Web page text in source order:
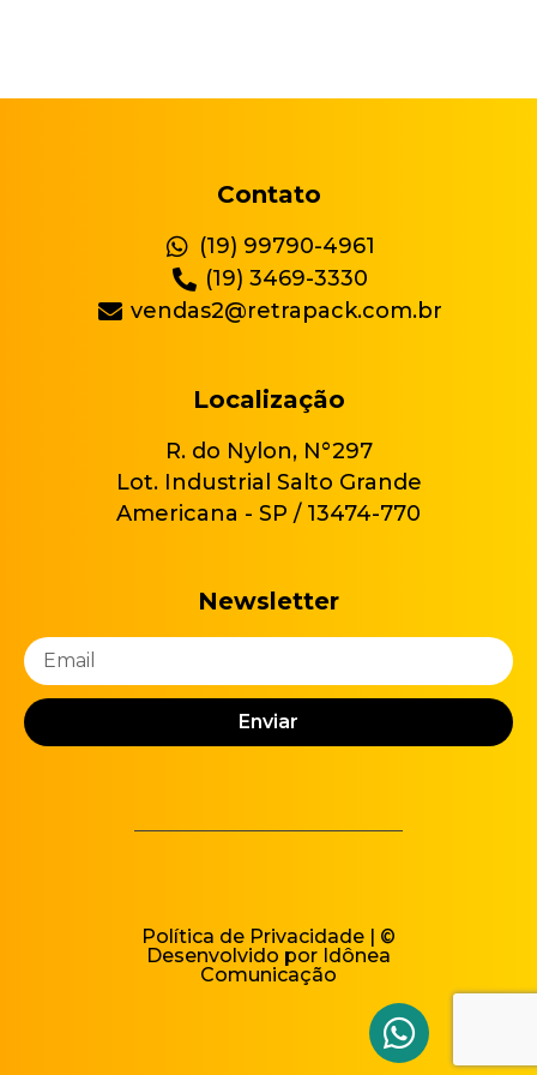
Contato
(19) 99790-4961
(19) 3469-3330
vendas2@retrapack.com.br
Localização
R. do Nylon, N°297
Lot. Industrial Salto Grande
Americana - SP / 13474-770
Newsletter
Enviar
Política de Privacidade | ©
Desenvolvido por Idônea
Comunicação